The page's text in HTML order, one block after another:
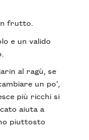
frutto.
e un valido
al ragù, se
un po’,
più ricchi si
aiuta a
piuttosto